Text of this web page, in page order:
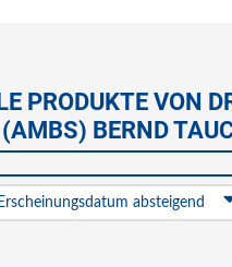
PRODUKTE VON
(AMBS) BERND
Erscheinungsdatum absteigend